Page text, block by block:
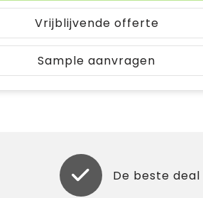
Vrijblijvende offerte
Sample aanvragen
De beste deal